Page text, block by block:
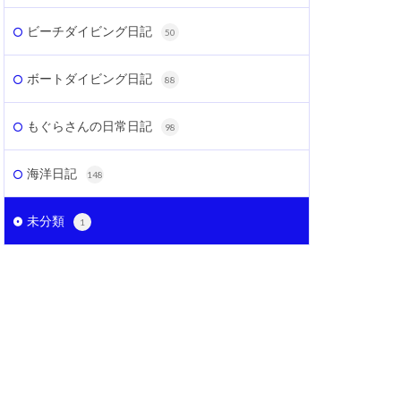
ビーチダイビング日記 50
ボートダイビング日記 88
もぐらさんの日常日記 98
海洋日記 148
未分類 1